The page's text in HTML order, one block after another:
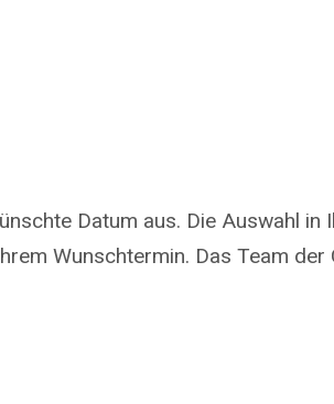
Datum aus. Die Auswahl in
Wunschtermin. Das Team der